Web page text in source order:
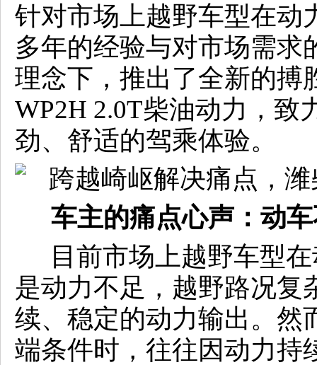
针对市场上越野车型在动
多年的经验与对市场需求
理念下，推出了全新的搏
WP2H 2.0T柴油动力，致
劲、舒适的驾乘体验。
车主的痛点心声：动
目前市场上越野车型
是动力不足，越野路况复
续、稳定的动力输出。然
端条件时，往往因动力持